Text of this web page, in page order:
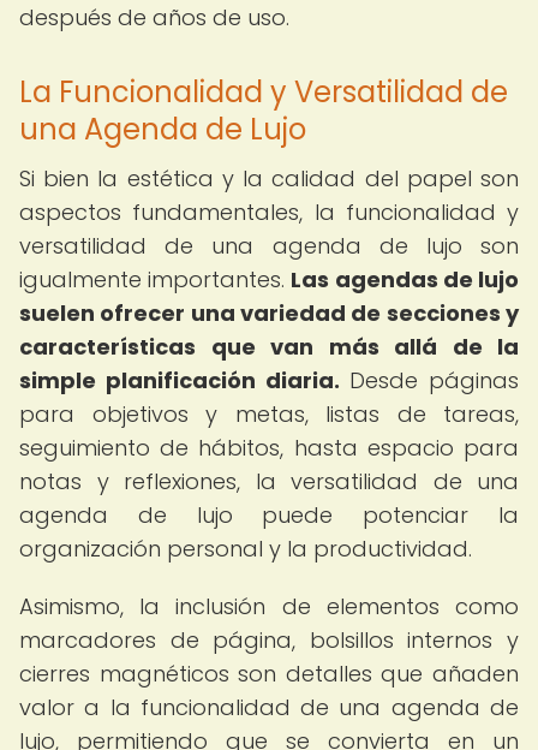
después de años de uso.
La Funcionalidad y Versatilidad de
una Agenda de Lujo
Si bien la estética y la calidad del papel son
aspectos fundamentales, la funcionalidad y
versatilidad de una agenda de lujo son
igualmente importantes. Las agendas de lujo
suelen ofrecer una variedad de secciones y
características que van más allá de la
simple planificación diaria. Desde páginas
para objetivos y metas, listas de tareas,
seguimiento de hábitos, hasta espacio para
notas y reflexiones, la versatilidad de una
agenda de lujo puede potenciar la
organización personal y la productividad.
Asimismo, la inclusión de elementos como
marcadores de página, bolsillos internos y
cierres magnéticos son detalles que añaden
valor a la funcionalidad de una agenda de
lujo, permitiendo que se convierta en un